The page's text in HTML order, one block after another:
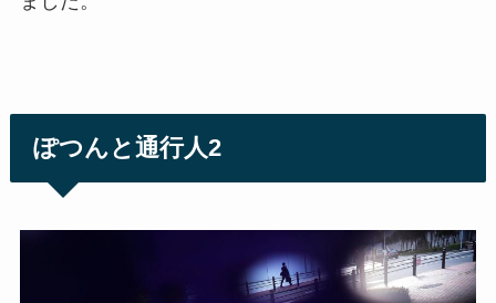
ぽつんと通行人2